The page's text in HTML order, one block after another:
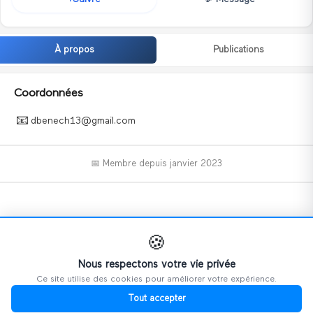
À propos Publications
Coordonnées
📧 dbenech13@gmail.com
📅 Membre depuis janvier 2023
📝
Ce profil n'a pas encore ajouté d'informations.
🍪
Nous respectons votre vie privée
Ce site utilise des cookies pour améliorer votre expérience.
Tout accepter